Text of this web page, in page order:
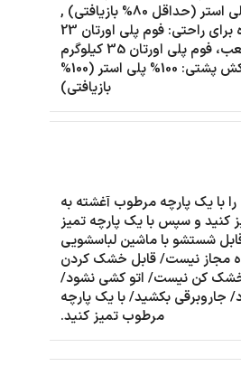
,
مواد پرکننده برای راحتی: فوم پلی اورتان 23
کیلوگرم بر متر مکعب، فوم پلی اورتان 35 کیلوگرم
روکش پشتی: 100% پلی استر (100%
بازیافتی)
با یک پارچه مرطوب آغشته به
کنید و سپس با یک پارچه تمیز
شستشو با ماشین لباسشویی
مجاز نیست/ قابل خشک کردن
خشک کن نیست/ اتو کشی نشود/
بکشید/ با یک پارچه
مرطوب تمیز کنید.